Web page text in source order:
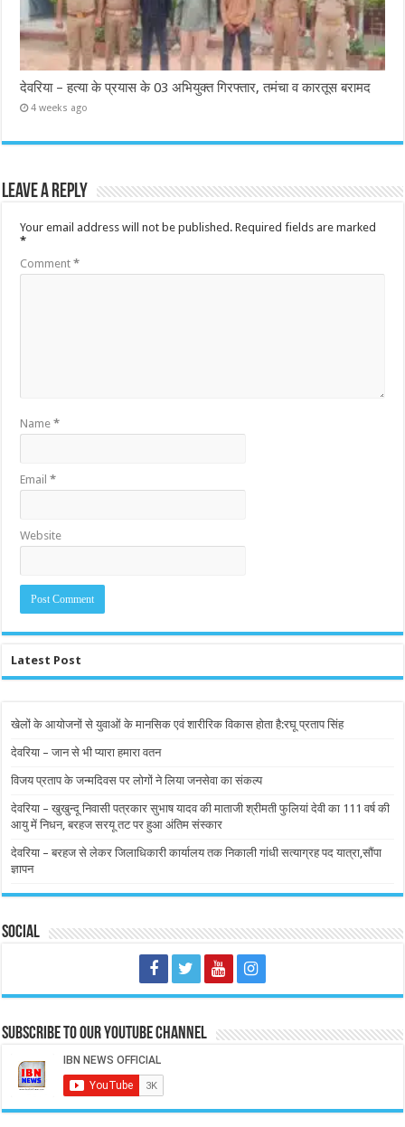
देवरिया – हत्या के प्रयास के 03 अभियुक्त गिरफ्तार, तमंचा व कारतूस बरामद
4 weeks ago
Leave a Reply
Your email address will not be published. Required fields are marked
*
Comment*
Name*
Email*
Website
Latest Post
खेलों के आयोजनों से युवाओं के मानसिक एवं शारीरिक विकास होता है:रघू प्रताप सिंह
देवरिया – जान से भी प्यारा हमारा वतन
विजय प्रताप के जन्मदिवस पर लोगों ने लिया जनसेवा का संकल्प
देवरिया – खुखुन्दू निवासी पत्रकार सुभाष यादव की माताजी श्रीमती फुलियां देवी का 111 वर्ष की
आयु में निधन, बरहज सरयू तट पर हुआ अंतिम संस्कार
देवरिया – बरहज से लेकर जिलाधिकारी कार्यालय तक निकाली गांधी सत्याग्रह पद यात्रा,सौंपा
ज्ञापन
Social
Subscribe to our Youtube Channel